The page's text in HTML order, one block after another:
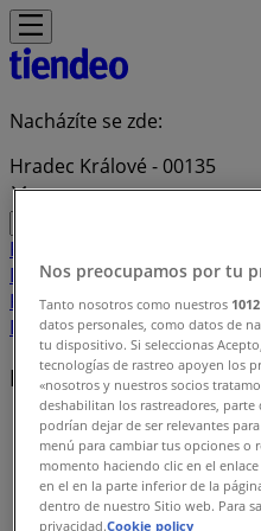
Nacházíte se zde:
Hradec Králové - 00135
Featured
DoplňkyElektronika a Bílé
KosmetikaSportHobby
DílyRestauraceBanky a
Nejbližší obchody
Tiendeo v Hradec
Seznam obchodů v
Nos preocupamos por tu
Tanto nosotros como nuestros 1012
datos personales, como datos de
tu dispositivo. Si seleccionas
tecnologías de rastreo apoyen los
«nosotros y nuestros socios
deshabilitan los rastreadores,
podrían dejar de ser relevantes
menú para cambiar tus opciones
momento haciendo clic en el
en el en la parte inferior de la
dentro de nuestro Sitio web. Para
privacidad.Cookie policy